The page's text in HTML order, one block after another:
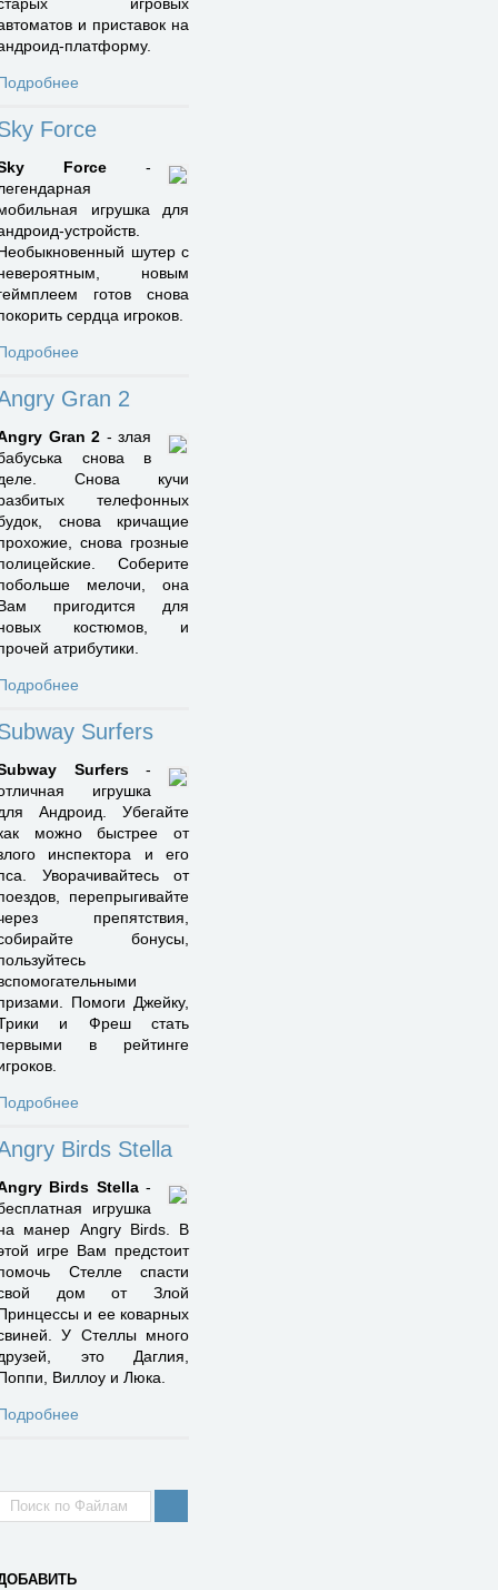
и приставок на
платформу.
Force
Force -
игрушка для
устройств.
шутер с
новым
готов снова
сердца игроков.
Gran 2
Gran 2 - злая
снова в
Снова кучи
телефонных
снова кричащие
снова грозные
Соберите
мелочи, она
пригодится для
костюмов, и
атрибутики.
Surfers
Surfers-
игрушка
Андроид. Убегайте
можно быстрее от
инспектора и его
Уворачивайтесь от
перепрыгивайте
препятствия,
бонусы,
Помоги Джейку,
и Фреш стать
в рейтинге
Birds Stella
Birds Stella-
игрушка
манер Angry Birds. В
игре Вам предстоит
Стелле спасти
дом от Злой
и ее коварных
У Стеллы много
это Даглия,
Виллоу и Люка.